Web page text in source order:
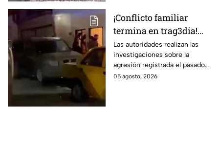
¡Conflicto familiar
termina en trag3dia!
Extranjero priva de la
vida a sus exsuegros y
excuñada: uno era de
Guanajuato
Las autoridades realizan las
investigaciones sobre la
agresión registrada el pasado
martes 4 de agosto.
05 agosto, 2026